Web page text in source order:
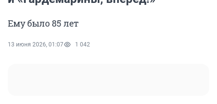
Ему было 85 лет
13 июня 2026, 01:07 1 042